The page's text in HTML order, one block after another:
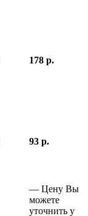
178 р.
93 р.
— Цену Вы
можете
уточнить у